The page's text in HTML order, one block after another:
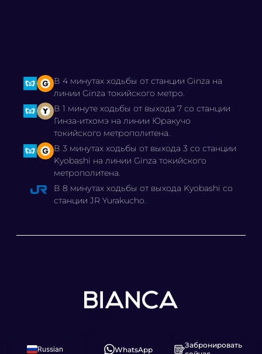
В 4 минутах ходьбы от станции Ginza на
линии Ginza токийского метро.
В 1 минуте ходьбы от выхода 7 со станции
Гинза-итхомэ на линии Юракучо
токийского метрополитена.
В 3 минутах ходьбы от выхода 3 со станции
Kyobashi на линии Ginza токийского
метрополитена.
В 8 минутах ходьбы от выхода Kyobashi со
станции JR Yurakucho.
© 2025 КЛИНИКА БЬЯНКА,
Забронировать
WhatsApp
Russian